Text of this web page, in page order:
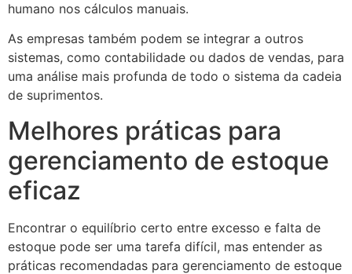
humano nos cálculos manuais.
As empresas também podem se integrar a outros
sistemas, como contabilidade ou dados de vendas, para
uma análise mais profunda de todo o sistema da cadeia
de suprimentos.
Melhores práticas para
gerenciamento de estoque
eficaz
Encontrar o equilíbrio certo entre excesso e falta de
estoque pode ser uma tarefa difícil, mas entender as
práticas recomendadas para gerenciamento de estoque